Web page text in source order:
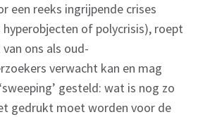
een reeks ingrijpende crises
hyperobjecten of polycrisis), roept
ons als oud-
verwacht kan en mag
gesteld: wat is nog zo
gedrukt moet worden voor de